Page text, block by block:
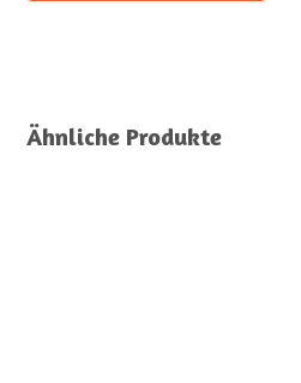
Ähnliche Produkte